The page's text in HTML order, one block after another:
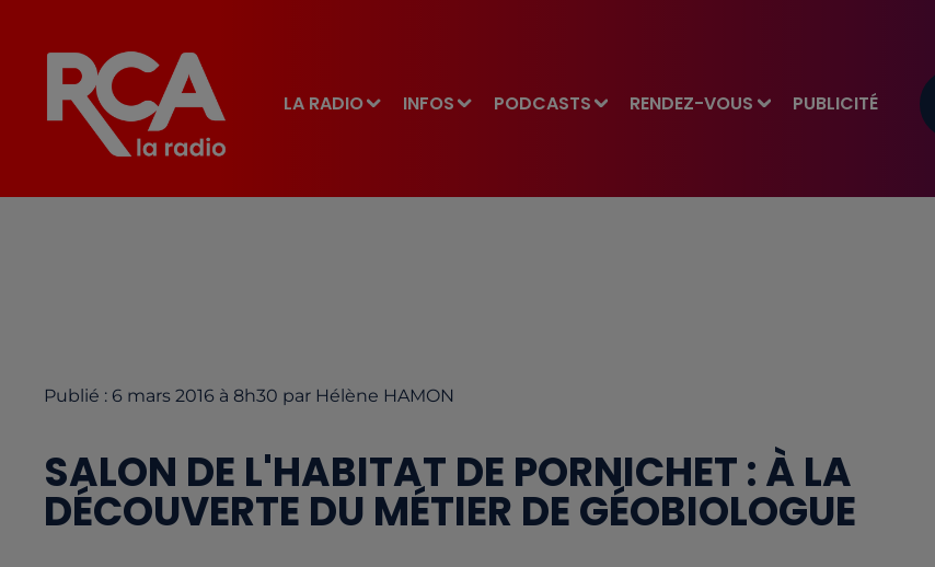
LA RADIO INFOS PODCASTS RENDEZ-VOUS PUBLICITÉ
Publié : 6 mars 2016 à 8h30 par Hélène HAMON
SALON DE L'HABITAT DE PORNICHET : À LA
DÉCOUVERTE DU MÉTIER DE GÉOBIOLOGUE